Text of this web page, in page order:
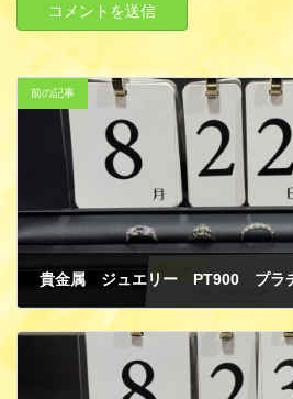
前の記事
8月 25, 2025